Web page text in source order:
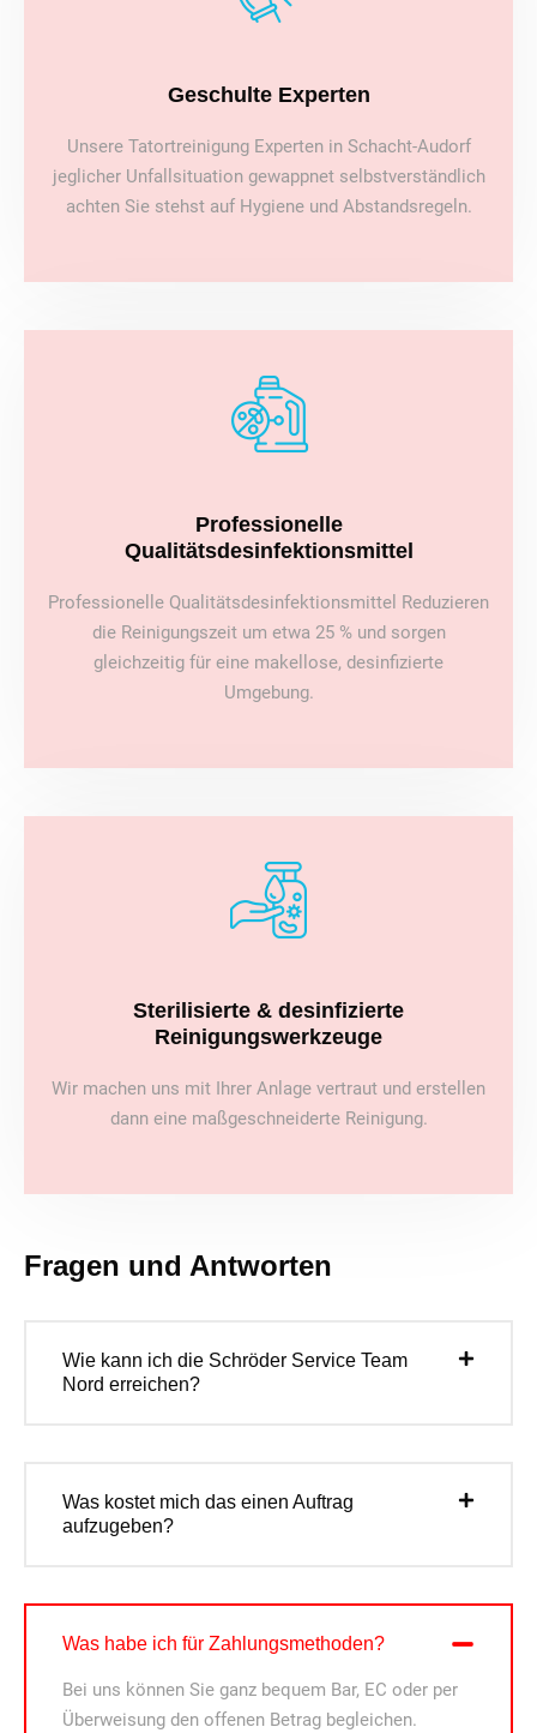
Geschulte Experten
Unsere Tatortreinigung Experten in Schacht-Audorf
jeglicher Unfallsituation gewappnet selbstverständlich
achten Sie stehst auf Hygiene und Abstandsregeln.
Professionelle
Qualitätsdesinfektionsmittel
Professionelle Qualitätsdesinfektionsmittel Reduzieren
die Reinigungszeit um etwa 25 % und sorgen
gleichzeitig für eine makellose, desinfizierte
Umgebung.
Sterilisierte & desinfizierte
Reinigungswerkzeuge
Wir machen uns mit Ihrer Anlage vertraut und erstellen
dann eine maßgeschneiderte Reinigung.
Fragen und Antworten
Wie kann ich die Schröder Service Team
Nord erreichen?
Was kostet mich das einen Auftrag
aufzugeben?
Was habe ich für Zahlungsmethoden?
Bei uns können Sie ganz bequem Bar, EC oder per
Überweisung den offenen Betrag begleichen.